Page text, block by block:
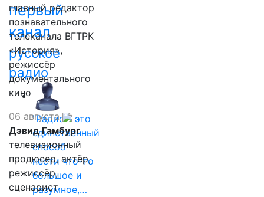
первый
канал
русское
радио
"Радио - это
единственный
способ
нести что-то
большое и
разумное,…
главный редактор
познавательного
телеканала ВГТРК
«История»,
режиссёр
документального
кино
06 августа
Дэвид Гамбург
телевизионный
продюсер, актёр,
режиссёр,
сценарист